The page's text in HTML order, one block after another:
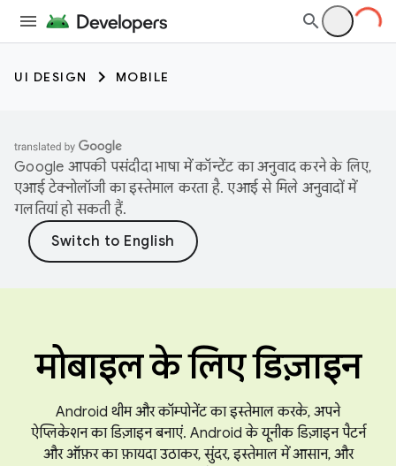
UI DESIGN MOBILE
Google आपकी पसंदीदा भाषा में कॉन्टेंट का अनुवाद करने के लिए,
एआई टेक्नोलॉजी का इस्तेमाल करता है. एआई से मिले अनुवादों में
गलतियां हो सकती हैं.
मोबाइल के लिए डिज़ाइन
Android थीम और कॉम्पोनेंट का इस्तेमाल करके, अपने
ऐप्लिकेशन का डिज़ाइन बनाएं. Android के यूनीक डिज़ाइन पैटर्न
और ऑफ़र का फ़ायदा उठाकर, सुंदर, इस्तेमाल में आसान, और